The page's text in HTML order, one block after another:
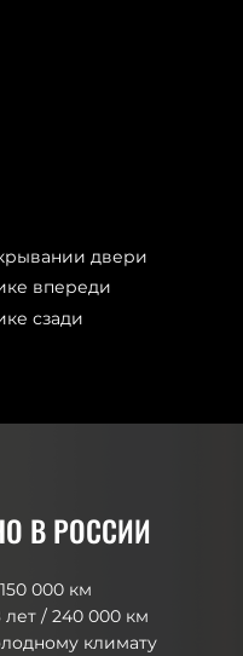
двери
впереди
сзади
В РОССИИ
000 км
лет / 240 000 км
климату